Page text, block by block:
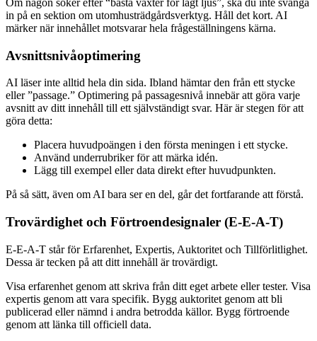
in på en sektion om utomhusträdgårdsverktyg. Håll det kort. AI
märker när innehållet motsvarar hela frågeställningens kärna.
Avsnittsnivåoptimering
AI läser inte alltid hela din sida. Ibland hämtar den från ett stycke
eller ”passage.” Optimering på passagesnivå innebär att göra varje
avsnitt av ditt innehåll till ett självständigt svar. Här är stegen för att
göra detta:
Placera huvudpoängen i den första meningen i ett stycke.
Använd underrubriker för att märka idén.
Lägg till exempel eller data direkt efter huvudpunkten.
På så sätt, även om AI bara ser en del, går det fortfarande att förstå.
Trovärdighet och Förtroendesignaler (E-E-A-T)
E-E-A-T står för Erfarenhet, Expertis, Auktoritet och Tillförlitlighet.
Dessa är tecken på att ditt innehåll är trovärdigt.
Visa erfarenhet genom att skriva från ditt eget arbete eller tester. Visa
expertis genom att vara specifik. Bygg auktoritet genom att bli
publicerad eller nämnd i andra betrodda källor. Bygg förtroende
genom att länka till officiell data.